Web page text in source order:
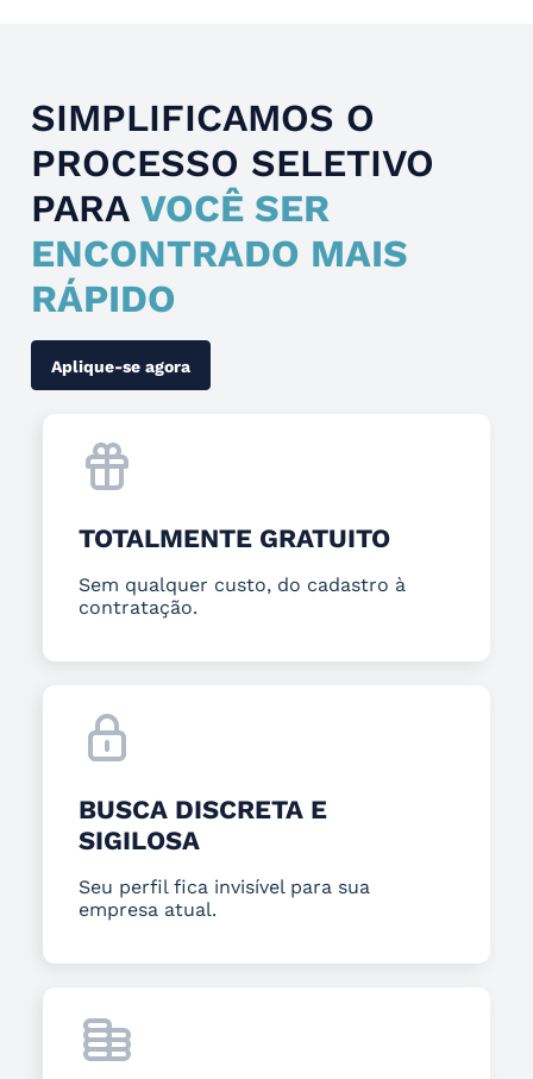
SIMPLIFICAMOS O
PROCESSO SELETIVO
PARA VOCÊ SER
ENCONTRADO MAIS
RÁPIDO
Aplique-se agora
TOTALMENTE GRATUITO
Sem qualquer custo, do cadastro à
contratação.
BUSCA DISCRETA E
SIGILOSA
Seu perfil fica invisível para sua
empresa atual.